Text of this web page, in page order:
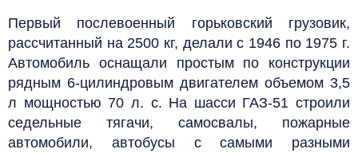
Первый послевоенный горьковский грузовик,
рассчитанный на 2500 кг, делали с 1946 по 1975 г.
Автомобиль оснащали простым по конструкции
рядным 6‑цилиндровым двигателем объемом 3,5
л мощностью 70 л. с. На шасси ГАЗ-51 строили
седельные тягачи, самосвалы, пожарные
автомобили, автобусы с самыми разными